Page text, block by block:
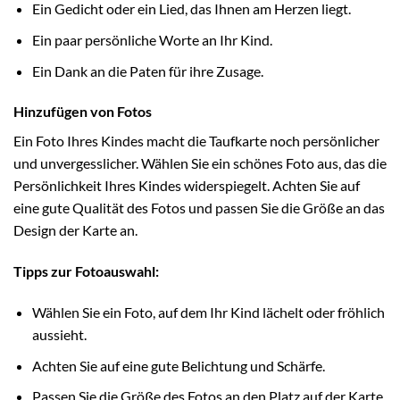
Ein Gedicht oder ein Lied, das Ihnen am Herzen liegt.
Ein paar persönliche Worte an Ihr Kind.
Ein Dank an die Paten für ihre Zusage.
Hinzufügen von Fotos
Ein Foto Ihres Kindes macht die Taufkarte noch persönlicher
und unvergesslicher. Wählen Sie ein schönes Foto aus, das die
Persönlichkeit Ihres Kindes widerspiegelt. Achten Sie auf
eine gute Qualität des Fotos und passen Sie die Größe an das
Design der Karte an.
Tipps zur Fotoauswahl:
Wählen Sie ein Foto, auf dem Ihr Kind lächelt oder fröhlich
aussieht.
Achten Sie auf eine gute Belichtung und Schärfe.
Passen Sie die Größe des Fotos an den Platz auf der Karte